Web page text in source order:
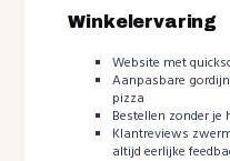
Winkelervaring
Website met
Aanpasbare
pizza
Bestellen zonder je
Klantreviews
altijd eerlijke